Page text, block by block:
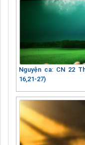
Nguyện ca: CN 22
16,21-27)